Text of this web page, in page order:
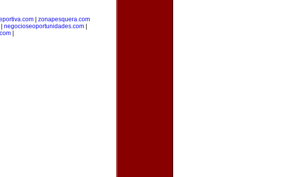
| zonapesquera.com
negocioseoportunidades.com
|